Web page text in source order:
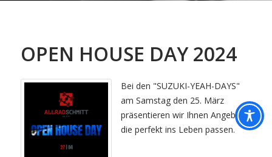
OPEN HOUSE DAY 2024
Bei den "SUZUKI-YEAH-DAYS"
am Samstag den 25. März
präsentieren wir Ihnen Angebote
die perfekt ins Leben passen.